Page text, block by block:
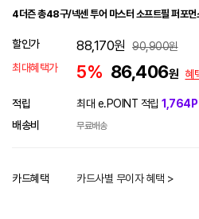
4더즌 총48구/넥센 투어 마스터 소프트필 퍼포
할인가 88,170원 90,900원
최대혜택가
5% 86,406원 혜
적립 최대 e.POINT 적립 1,764P
배송비
무료배송
카드혜택 카드사별 무이자 혜택 >